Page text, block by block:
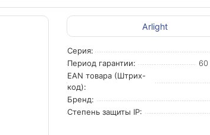
Arlight
Серия:
Период гарантии:
EAN товара (Штрих-
код):
Бренд:
Степень защиты IP: